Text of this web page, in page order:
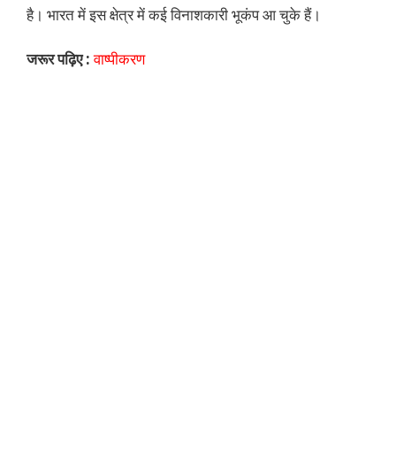
है। भारत में इस क्षेत्र में कई विनाशकारी भूकंप आ चुके हैं।
जरूर पढ़िए : वाष्पीकरण